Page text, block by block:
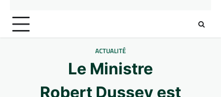
ACTUALITÉ
Le Ministre
Robert Dussey est